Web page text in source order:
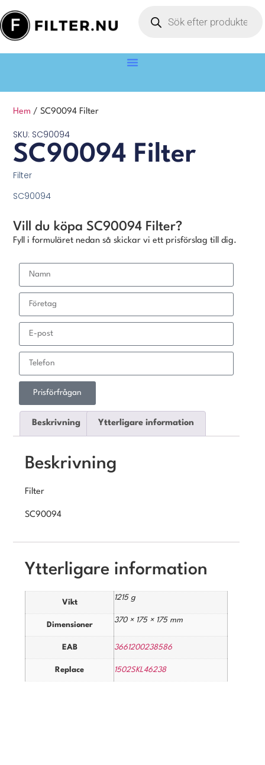
Hem / SC90094 Filter
SKU: SC90094
SC90094 Filter
Filter
SC90094
Vill du köpa SC90094 Filter?
Fyll i formuläret nedan så skickar vi ett prisförslag till dig.
Prisförfrågan
Beskrivning Ytterligare information
Beskrivning
Filter
SC90094
Ytterligare information
Vikt
1215 g
Dimensioner
370 × 175 × 175 mm
EAB 3661200238586
Replace 1502SKL46238